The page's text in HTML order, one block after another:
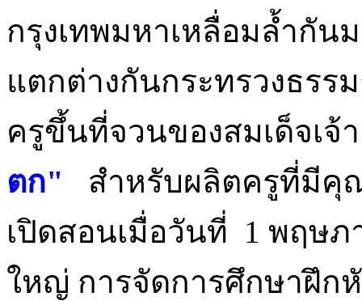
กรุงเทพมหาเหลื่อมล้ำกัน
แตกต่างกันกระทรวงธรร
ครูขึ้นที่จวนของสมเด็จเจ้า
ตก" สำหรับผลิตครูที่มีคุ
เปิดสอนเมื่อวันที่ 1 พฤษ
ใหญ่ การจัดการศึกษาฝึก